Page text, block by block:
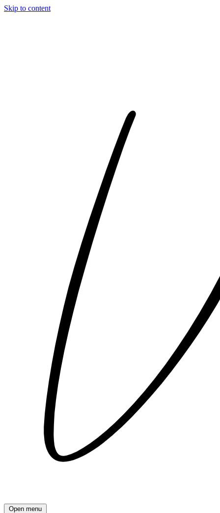
Skip to content
Open menu